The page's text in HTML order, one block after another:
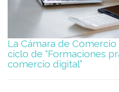
La Cámara de
ciclo de “Formaciones
comercio digital”